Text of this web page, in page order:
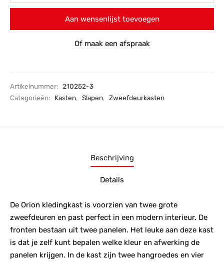
Aan wensenlijst toevoegen
Of maak een afspraak
Artikelnummer:
210252-3
Categorieën:
Kasten, Slapen, Zweefdeurkasten
Beschrijving
Details
De Orion kledingkast is voorzien van twee grote
zweefdeuren en past perfect in een modern interieur. De
fronten bestaan uit twee panelen. Het leuke aan deze kast
is dat je zelf kunt bepalen welke kleur en afwerking de
panelen krijgen. In de kast zijn twee hangroedes en vier